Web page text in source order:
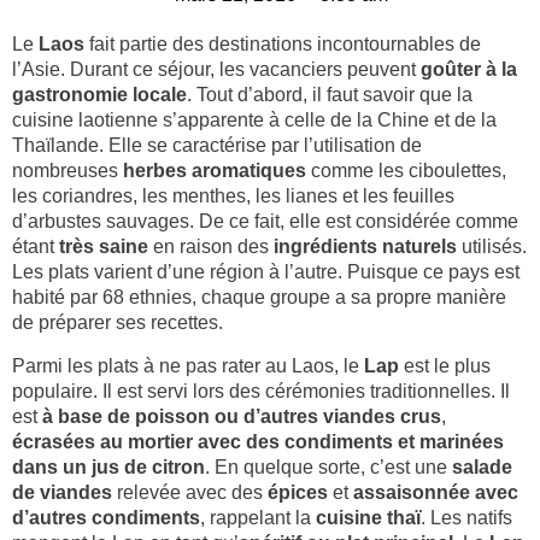
Le Laos fait partie des destinations incontournables de
l’Asie. Durant ce séjour, les vacanciers peuventgoûter à la
gastronomie locale. Tout d’abord, il faut savoir que la
cuisine laotienne s’apparente à celle de la Chine et de la
Thaïlande. Elle se caractérise par l’utilisation de
nombreuses herbes aromatiques comme les ciboulettes,
les coriandres, les menthes, les lianes et les feuilles
d’arbustes sauvages. De ce fait, elle est considérée comme
étanttrès saine en raison des ingrédients naturels utilisés.
Les plats varient d’une région à l’autre. Puisque ce pays est
habité par 68 ethnies, chaque groupe a sa propre manière
de préparer ses recettes.
Parmi les plats à ne pas rater au Laos, le Lap est le plus
populaire. Il est servi lors des cérémonies traditionnelles. Il
està base de poisson ou d’autres viandes crus,
écrasées au mortier avec des condiments et marinées
dans un jus de citron. En quelque sorte, c’est une salade
de viandes relevée avec des épices etassaisonnée avec
d’autres condiments, rappelant la cuisine thaï. Les natifs